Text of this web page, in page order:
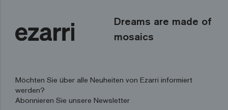
Dreams are made of
mosaics
Möchten Sie über alle Neuheiten von Ezarri informiert
werden?
Abonnieren Sie unsere Newsletter